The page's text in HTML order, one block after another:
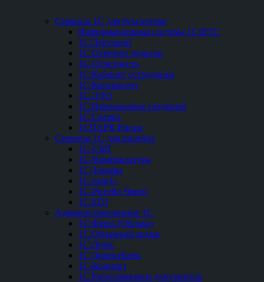
Сервисы 1С для бухгалтера
Информационная система 1С:ИТС
1С:Лекторий
1С:Отвечает аудитор
1С-Отчетность
1С:Кабинет сотрудника
1С:Контрагент
1С-ЭДО
1С:Измененение сведений
1С:Сверка
1СПАРК Риски
Сервисы 1С для ритейла
1С-СБП
1C-Номенклатура
1C-Товары
1C-mag1c
1C-Ритейл Чекер
1C:EDI
Администрирование 1С
1С:Фреш (Облако)
1С:Облачный архив
1С:Линк
1С:ДиректБанк
1С-Коннект
1С:Распознавание документов